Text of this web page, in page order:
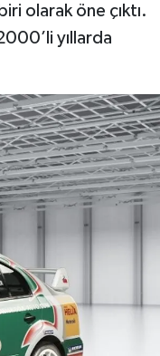
olarak öne çıktı.
yıllarda